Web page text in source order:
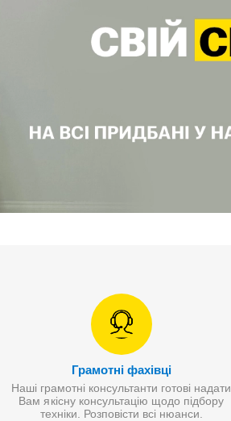
Грамотні фахівці
Наші грамотні консультанти готові надати
Вам якісну консультацію щодо підбору
техніки. Розповісти всі нюанси.